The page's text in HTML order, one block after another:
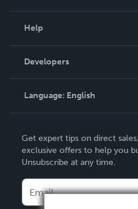
Podcast
Help
Order Lookup
Knowledge Base
Contact Support
Developers
Language: English
Deutsch
Français
Español
Get expert tips on direct
exclusive offers to help you
Unsubscribe at any time.